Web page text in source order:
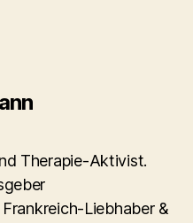
Therapie-Aktivist.
Liebhaber &